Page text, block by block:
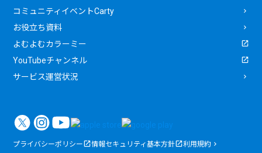
コミュニティイベントCarty
お役立ち資料
よむよむカラーミー
YouTubeチャンネル
サービス運営状況
プライバシーポリシー 情報セキュリティ基本方針
利用規約